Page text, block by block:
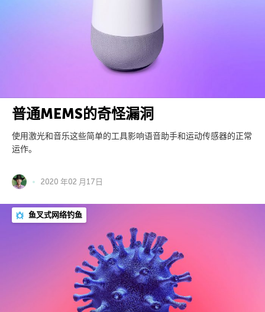
普通MEMS的奇怪漏洞
使用激光和音乐这些简单的工具影响语音助手和运动传感器的正常
运作。
2020 年02 月17日
鱼叉式网络钓鱼